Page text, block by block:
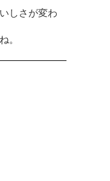
しさが変わ
。